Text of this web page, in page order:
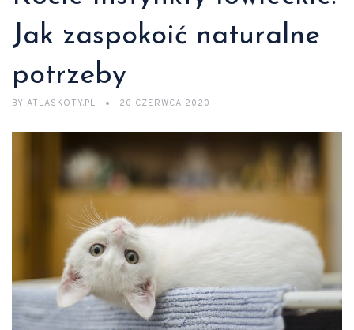
Jak zaspokoić naturalne
potrzeby
BY ATLASKOTY.PL 20 CZERWCA 2020